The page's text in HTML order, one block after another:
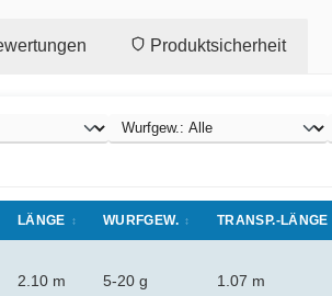
Produktsicherheit
LÄNGE WURFGEW. TRANSP.-LÄNGE
2.10 m 5-20 g 1.07 m